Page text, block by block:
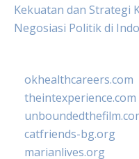
Kekuatan dan Strategi
Negosiasi Politik di
okhealthcareers.com
theintexperience.com
catfriends-bg.org
marianlives.org